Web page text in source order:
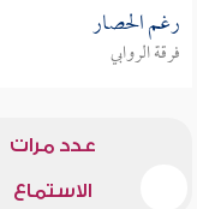
رغم الحصار
فرقة الروابي
عدد مرات
الاستماع